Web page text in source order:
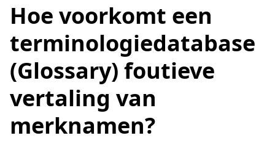
Hoe voorkomt een
terminologiedatabase
(Glossary) foutieve
vertaling van
merknamen?